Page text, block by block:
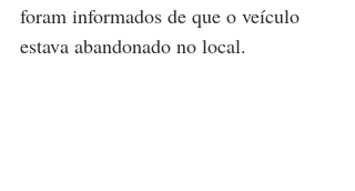
foram informados de que o veículo
estava abandonado no local.